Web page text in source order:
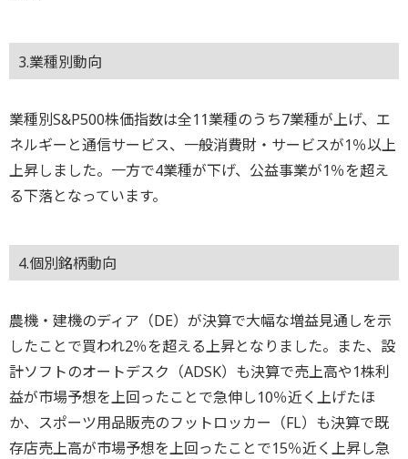
3.業種別動向
業種別S&P500株価指数は全11業種のうち7業種が上げ、エ
ネルギーと通信サービス、一般消費財・サービスが1％以上
上昇しました。一方で4業種が下げ、公益事業が1％を超え
る下落となっています。
4.個別銘柄動向
農機・建機のディア（DE）が決算で大幅な増益見通しを示
したことで買われ2％を超える上昇となりました。また、設
計ソフトのオートデスク（ADSK）も決算で売上高や1株利
益が市場予想を上回ったことで急伸し10％近く上げたほ
か、スポーツ用品販売のフットロッカー（FL）も決算で既
存店売上高が市場予想を上回ったことで15％近く上昇し急